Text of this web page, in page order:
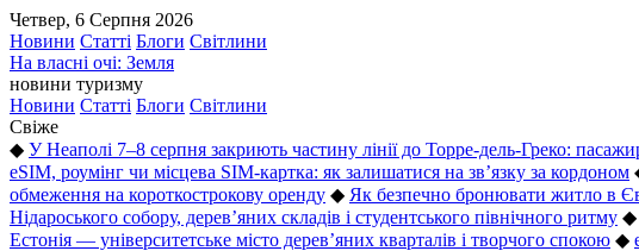
Четвер, 6 Серпня 2026
Новини Статті Блоги Світлини
На власні очі: Земля
новини туризму
Новини Статті Блоги Світлини
Свіже
◆ У Неаполі 7–8 серпня закриють частину лінії до Торре-дель-Греко:
eSIM, роумінг чи місцева SIM-картка: як залишатися на зв’язку за кордоном
обмеження на короткострокову оренду ◆ Як безпечно бронювати житло в
Нідароського собору, дерев’яних складів і студентського північного ритму ◆
Естонія — університетське місто дерев’яних кварталів і творчого спокою ◆